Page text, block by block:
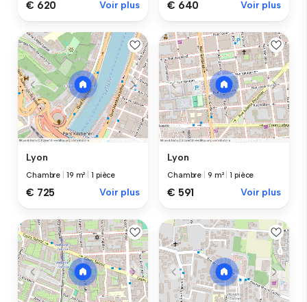
€ 620 Voir plus € 640 Voir plus
Lyon
Chambre 19 m² |1 pièce
€ 725 Voir plus
Lyon
Chambre 9 m² |1 pièce
€ 591 Voir plus